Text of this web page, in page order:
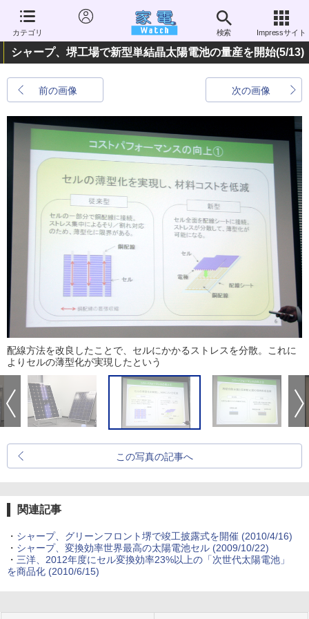
カテゴリ 検索 Impressサイト
シャープ、堺工場で新型単結晶太陽電池の量産を開始(5/13)
前の画像 次の画像
配線方法を改良したことで、セルにかかるストレスを分散。これに
よりセルの薄型化が実現したという
この写真の記事へ
関連記事
・ シャープ、グリーンフロント堺で竣工披露式を開催 (2010/4/16)
・ シャープ、変換効率世界最高の太陽電池セル (2009/10/22)
・ 三洋、2012年度にセル変換効率23%以上の「次世代太陽電池」
を商品化 (2010/6/15)